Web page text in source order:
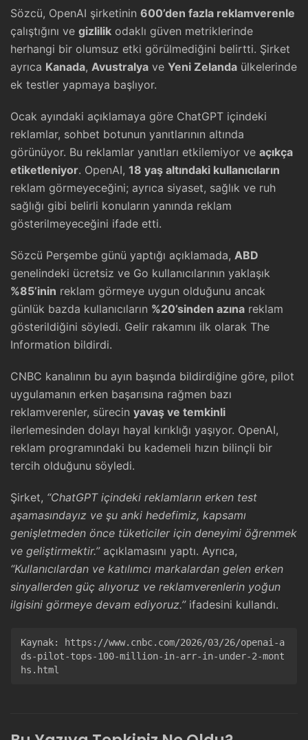
Sözcü, OpenAI şirketinin 600’den fazla reklamverenle
çalıştığını ve gizlilik odaklı güven metriklerinde
herhangi bir olumsuz etki görülmediğini belirtti. Şirket
ayrıca Kanada, Avustralya ve Yeni Zelanda ülkelerinde
ek testler yapmaya başlıyor.
Ocak ayındaki açıklamaya göre ChatGPT içindeki
reklamlar, sohbet botunun yanıtlarının altında
görünüyor. Bu reklamlar yanıtları etkilemiyor ve açıkça
etiketleniyor. OpenAI, 18 yaş altındaki kullanıcıların
reklam görmeyeceğini; ayrıca siyaset, sağlık ve ruh
sağlığı gibi belirli konuların yanında reklam
gösterilmeyeceğini ifade etti.
Sözcü Perşembe günü yaptığı açıklamada, ABD
genelindeki ücretsiz ve Go kullanıcılarının yaklaşık
%85’inin reklam görmeye uygun olduğunu ancak
günlük bazda kullanıcıların %20’sinden azına reklam
gösterildiğini söyledi. Gelir rakamını ilk olarak The
Information bildirdi.
CNBC kanalının bu ayın başında bildirdiğine göre, pilot
uygulamanın erken başarısına rağmen bazı
reklamverenler, sürecin yavaş ve temkinli
ilerlemesinden dolayı hayal kırıklığı yaşıyor. OpenAI,
reklam programındaki bu kademeli hızın bilinçli bir
tercih olduğunu söyledi.
Şirket, “ChatGPT içindeki reklamların erken test
aşamasındayız ve şu anki hedefimiz, kapsamı
genişletmeden önce tüketiciler için deneyimi öğrenmek
ve geliştirmektir.”açıklamasını yaptı. Ayrıca,
“Kullanıcılardan ve katılımcı markalardan gelen erken
sinyallerden güç alıyoruz ve reklamverenlerin yoğun
ilgisini görmeye devam ediyoruz.”ifadesini kullandı.
Kaynak:
https://www.cnbc.com/2026/03/26/openai-a
ds-pilot-tops-100-million-in-arr-in-under-2-mont
hs.html